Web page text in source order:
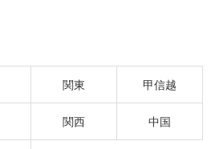
関東 甲信越
関西 中国